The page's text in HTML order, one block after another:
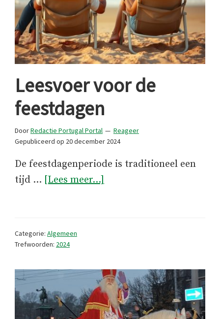
Leesvoer voor de
feestdagen
DoorRedactie Portugal Portal
Reageer
Gepubliceerd op 20 december 2024
De feestdagenperiode is traditioneel een
tijd … [Lees meer...]
Categorie: Algemeen
Trefwoorden: 2024